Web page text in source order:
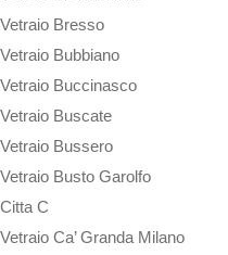
Vetraio Bresso
Vetraio Bubbiano
Vetraio Buccinasco
Vetraio Buscate
Vetraio Bussero
Vetraio Busto Garolfo
Citta C
Vetraio Ca’ Granda Milano